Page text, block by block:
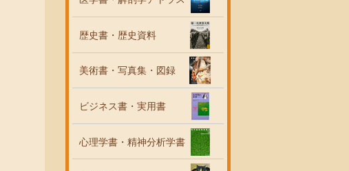
歴史書・歴史資料
美術書・写真集・図録
ビジネス書・実用書
心理学書・精神分析学書